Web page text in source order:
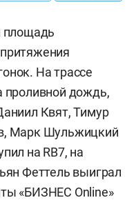
площадь
На трассе
проливной дождь,
Квят, Тимур
Марк Шульжицкий
на RB7, на
Феттель выиграл
«БИЗНЕС Online»